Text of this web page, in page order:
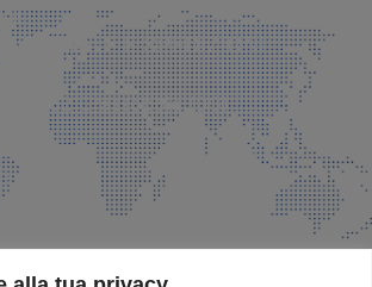
E SPEDIZIONI
Elzi, 32 Grassobbio (BG)
SITE MAP